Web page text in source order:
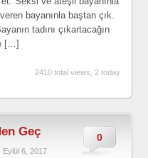
bayanınla baştan çık.
tadını çıkartacağın
[…]
2410 total views, 2 today
0
Geç
Eylül 6, 2017